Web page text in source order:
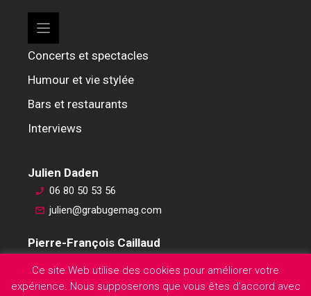
Concerts et spectacles
Humour et vie stylée
Bars et restaurants
Interviews
Julien Daden
06 80 50 53 56
julien@grabugemag.com
Pierre-François Caillaud
pierre-francois@grabugemag.com
Ce site Web utilise des cookies pour améliorer votre
expérience. Nous supposerons que vous êtes d'accord avec